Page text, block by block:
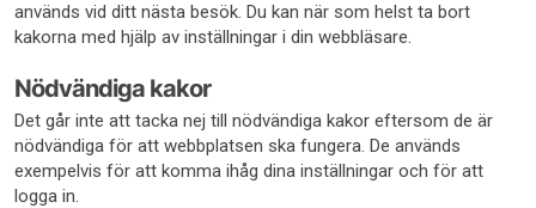
används vid ditt nästa besök. Du kan när som helst ta bort
kakorna med hjälp av inställningar i din webbläsare.
Nödvändiga kakor
Det går inte att tacka nej till nödvändiga kakor eftersom de är
nödvändiga för att webbplatsen ska fungera. De används
exempelvis för att komma ihåg dina inställningar och för att
logga in.